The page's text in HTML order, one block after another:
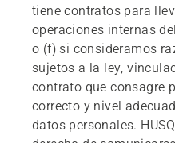
tiene contratos para
operaciones internas
o (f) si consideramos
sujetos a la ley,
contrato que consagre
correcto y nivel
datos personales.